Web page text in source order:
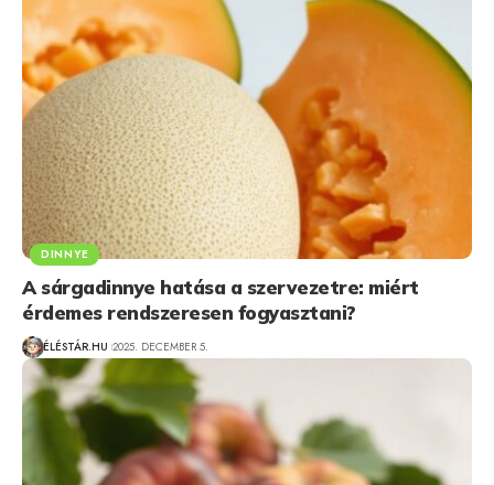
DINNYE
A sárgadinnye hatása a szervezetre: miért
érdemes rendszeresen fogyasztani?
ÉLÉSTÁR.HU 2025. DECEMBER 5.